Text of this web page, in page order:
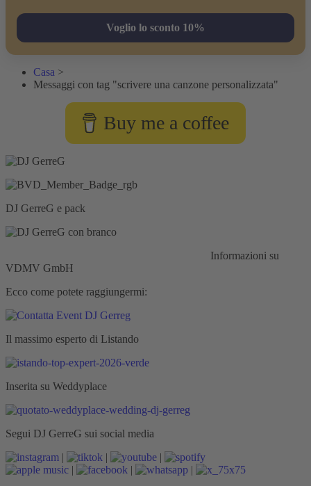
Voglio lo sconto 10%
Casa >
Messaggi con tag "scrivere una canzone personalizzata"
Buy me a coffee
DJ GerreG e pack
Informazioni su
VDMV GmbH
Ecco come potete raggiungermi:
Il massimo esperto di Listando
Inserita su Weddyplace
Segui DJ GerreG sui social media
|
|
|
|
|
|